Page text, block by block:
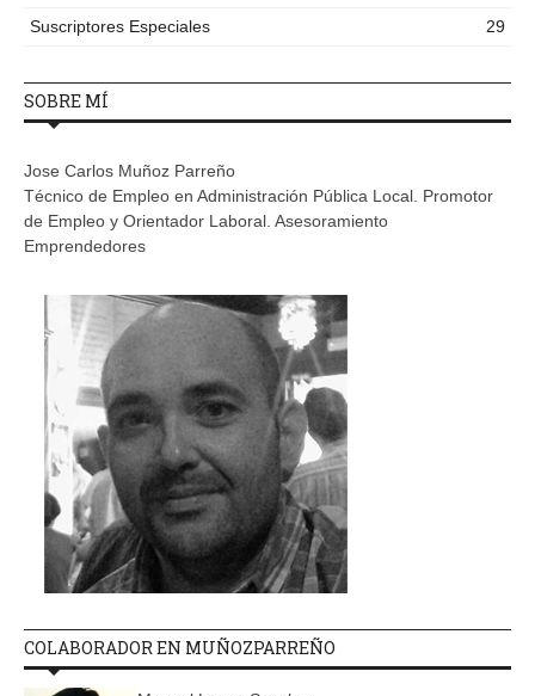
Suscriptores Especiales
29
SOBRE MÍ
Jose Carlos Muñoz Parreño
Técnico de Empleo en Administración Pública Local. Promotor
de Empleo y Orientador Laboral. Asesoramiento
Emprendedores
COLABORADOR EN MUÑOZPARREÑO